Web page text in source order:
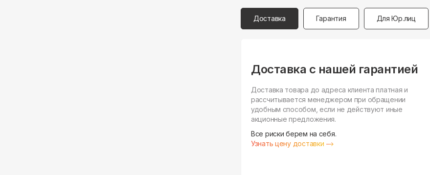
Доставка Гарантия Для Юр.лиц
Доставка с нашей гарантией
Доставка товара до адреса клиента платная и
рассчитывается менеджером при обращении
удобным способом, если не действуют иные
акционные предложения.
Все риски берем на себя.
Узнать цену доставки